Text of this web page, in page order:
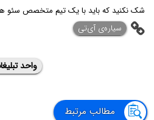
شک نکنید که باید با یک تیم متخصص سئو
‌سیاره‌ی آی‌تی
واحد
مطالب مرتبط